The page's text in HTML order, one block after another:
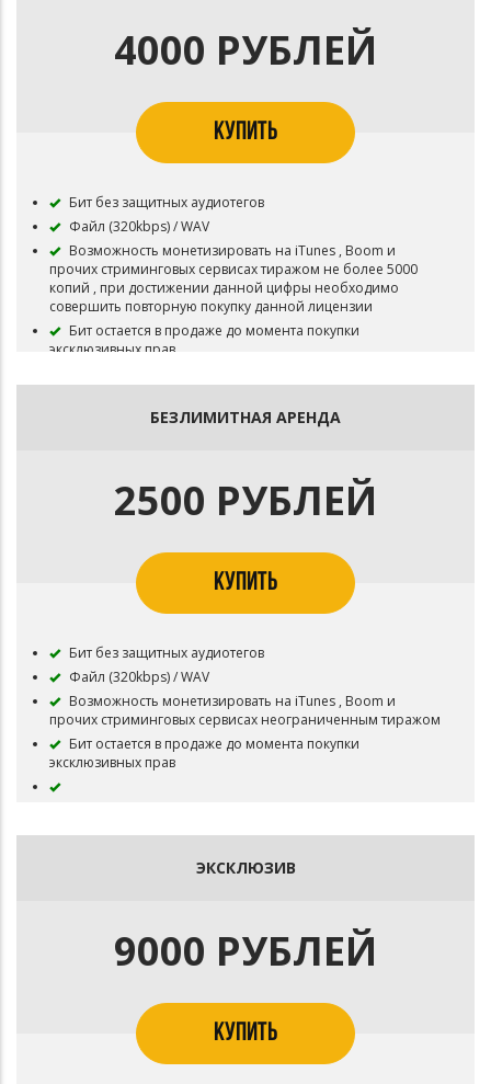
4000 РУБЛЕЙ
КУПИТЬ
Бит без защитных аудиотегов
Файл (320kbps) / WAV
Возможность монетизировать на iTunes , Boom и
прочих стриминговых сервисах тиражом не более 5000
копий , при достижении данной цифры необходимо
совершить повторную покупку данной лицензии
Бит остается в продаже до момента покупки
эксклюзивных прав
БЕЗЛИМИТНАЯ АРЕНДА
2500 РУБЛЕЙ
КУПИТЬ
Бит без защитных аудиотегов
Файл (320kbps) / WAV
Возможность монетизировать на iTunes , Boom и
прочих стриминговых сервисах неограниченным тиражом
Бит остается в продаже до момента покупки
эксклюзивных прав
ЭКСКЛЮЗИВ
9000 РУБЛЕЙ
КУПИТЬ